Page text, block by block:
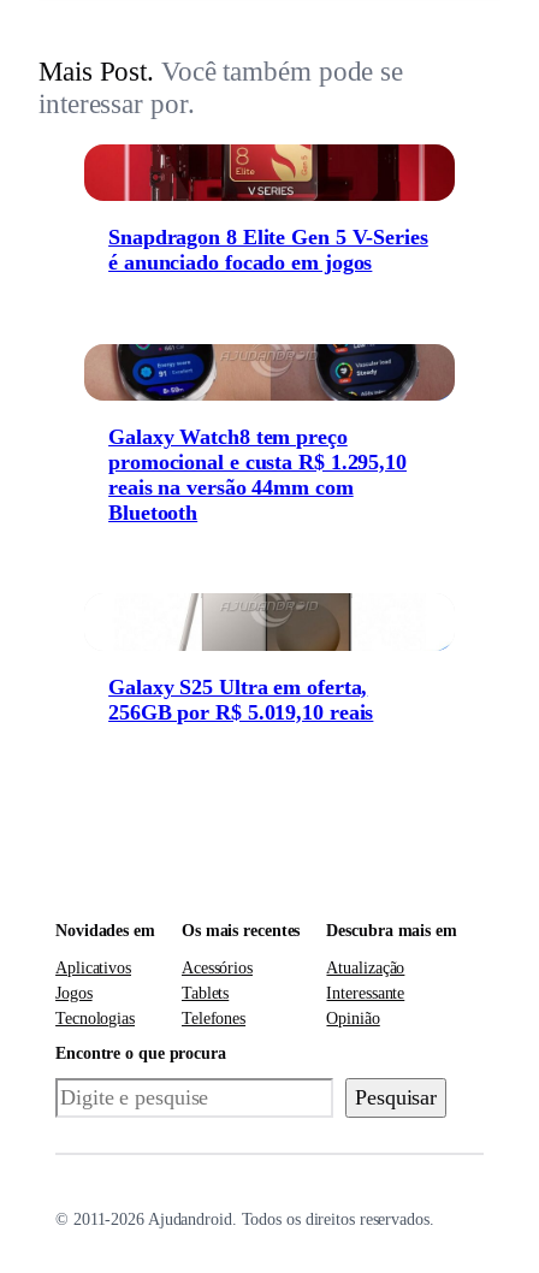
Mais Post. Você também pode se
interessar por.
Snapdragon 8 Elite Gen 5 V-Series
é anunciado focado em jogos
Galaxy Watch8 tem preço
promocional e custa R$ 1.295,10
reais na versão 44mm com
Bluetooth
Galaxy S25 Ultra em oferta,
256GB por R$ 5.019,10 reais
Novidades em
Aplicativos
Jogos
Tecnologias
Os mais recentes
Acessórios
Tablets
Telefones
Descubra mais em
Atualização
Interessante
Opinião
Encontre o que procura
Pesquisar Pesquisar
© 2011-2026 Ajudandroid. Todos os direitos reservados.